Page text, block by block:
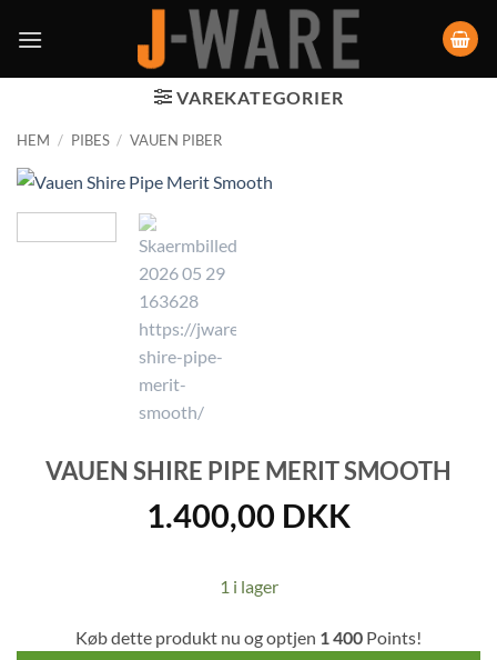
VAREKATEGORIER
HEM / PIBES / VAUEN PIBER
VAUEN SHIRE PIPE MERIT SMOOTH
1.400,00 DKK
1 i lager
Køb dette produkt nu og optjen 1 400 Points!